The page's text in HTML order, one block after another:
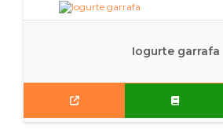
Iogurte garrafa